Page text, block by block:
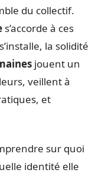
du collectif.
s’accorde à ces
la solidité
jouent un
veillent à
et
sur quoi
identité elle